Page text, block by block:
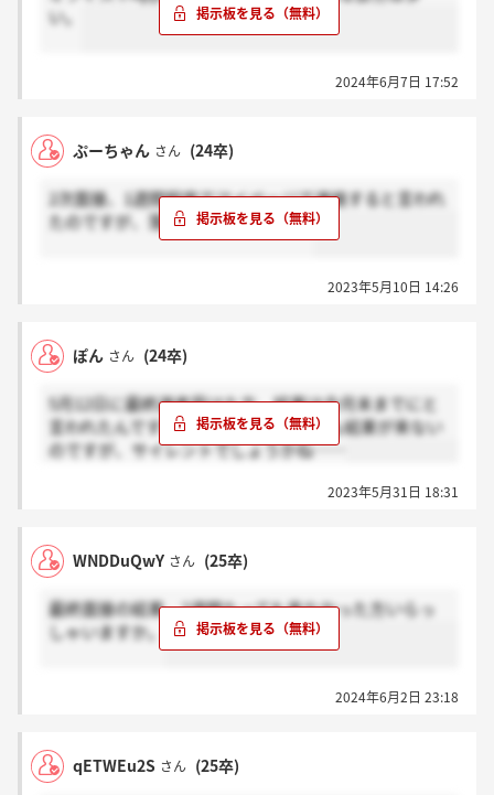
い。
2024年6月7日 17:52
ぷーちゃん さん (24卒)
2次面接、1週間程度でマイページで連絡すると言われ
たのですが、落ちましたかこれ、、
2023年5月10日 14:26
ぽん さん (24卒)
5月12日に最終選考受けた方、結果は今月末までにと
言われたんですが、今日の18時過ぎても結果が来ない
のですが、サイレントでしょうかね……
2023年5月31日 18:31
WNDDuQwY さん (25卒)
最終面接の結果、2週間たっても来なかった方いらっ
しゃいますか。
2024年6月2日 23:18
qETWEu2S さん (25卒)